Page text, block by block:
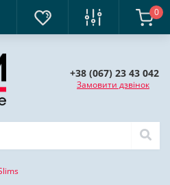
0
+38 (067) 23 43 042
Замовити дзвінок